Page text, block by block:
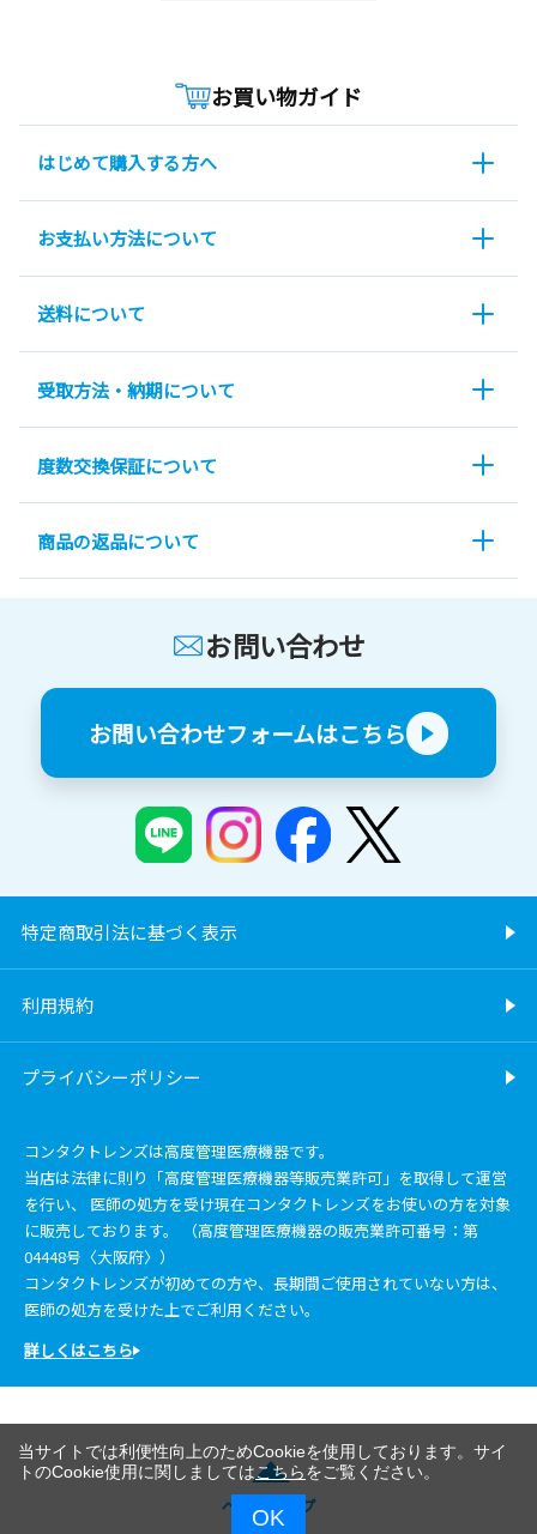
お買い物ガイド
はじめて購入する方へ
お支払い方法について
送料について
受取方法・納期について
度数交換保証について
商品の返品について
お問い合わせ
お問い合わせフォームはこちら
特定商取引法に基づく表示
利用規約
プライバシーポリシー
コンタクトレンズは高度管理医療機器です。
当店は法律に則り「高度管理医療機器等販売業許可」を取得して運営
を行い、 医師の処方を受け現在コンタクトレンズをお使いの方を対象
に販売しております。 （高度管理医療機器の販売業許可番号：第
04448号〈大阪府〉）
コンタクトレンズが初めての方や、長期間ご使用されていない方は、
医師の処方を受けた上でご利用ください。
詳しくはこちら
ページトップ
当サイトでは利便性向上のためCookieを使用しております。サイ
トのCookie使用に関しましてはこちらをご覧ください。
OK